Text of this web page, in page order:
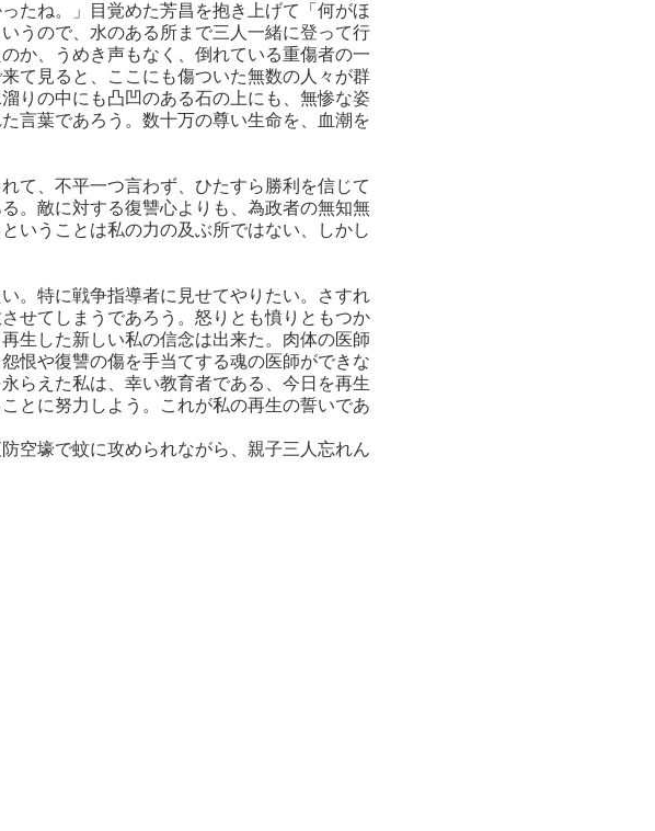
たね。」目覚めた芳昌を抱き上げて「何がほ
うので、水のある所まで三人一緒に登って行
か、うめき声もなく、倒れている重傷者の一
て見ると、ここにも傷ついた無数の人々が群
りの中にも凸凹のある石の上にも、無惨な姿
言葉であろう。数十万の尊い生命を、血潮を
て、不平一つ言わず、ひたすら勝利を信じて
。敵に対する復讐心よりも、為政者の無知無
いうことは私の力の及ぶ所ではない、しかし
。特に戦争指導者に見せてやりたい。さすれ
せてしまうであろう。怒りとも憤りともつか
生した新しい私の信念は出来た。肉体の医師
恨や復讐の傷を手当てする魂の医師ができな
らえた私は、幸い教育者である、今日を再生
とに努力しよう。これが私の再生の誓いであ
空壕で蚊に攻められながら、親子三人忘れん